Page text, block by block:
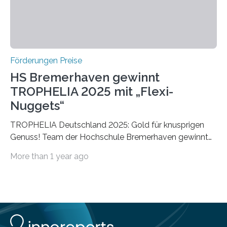
Förderungen Preise
HS Bremerhaven gewinnt
TROPHELIA 2025 mit „Flexi-
Nuggets“
TROPHELIA Deutschland 2025: Gold für knusprigen
Genuss! Team der Hochschule Bremerhaven gewinnt
ECOTROPHELIAMit der Produktidee “Flexi-Nuggets”
Studierende der Lebensmittelwissenschaften und
wurde zum 16. Mal durch den Forschungskreis der
More than 1 year ago